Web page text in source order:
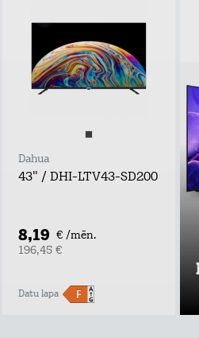
Dahua
43" / DHI-LTV43-SD200
8,19 € /mēn.
196,45 €
Datu lapa